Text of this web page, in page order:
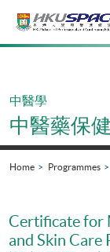
Main
中醫學
中醫藥保健
Home Programmes
Certificate for
and Skin Care